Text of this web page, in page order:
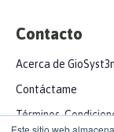
Este sitio web
Contacto
Acerca de
Contáctame
Términos,